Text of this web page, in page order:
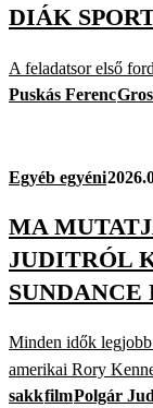
DIÁK
A feladatsor első
Puskás Ferenc
Egyéb egyéni
MA
JUDITRÓL
Minden idők
amerikai Rory
sakkfilmPolgár